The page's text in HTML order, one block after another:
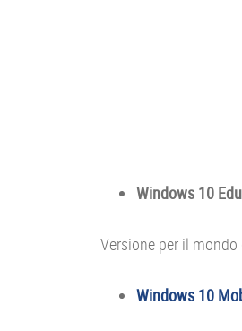
Windows 10
Versione per il mondo
Windows 10